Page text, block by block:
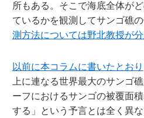
所もある。そこで海底全体が
ているかを観測してサンゴ礁
測方法については野北教授が
以前に本コラムに書いたとおり
上に連なる世界最大のサンゴ
ーフにおけるサンゴの被覆面
する」という予言とは全く異